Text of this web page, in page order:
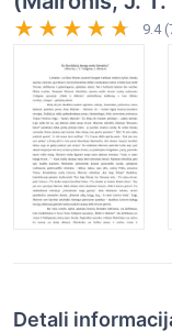
9.4
Detali